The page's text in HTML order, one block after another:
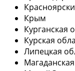
Крым
Курганская
Курская
Липецкая